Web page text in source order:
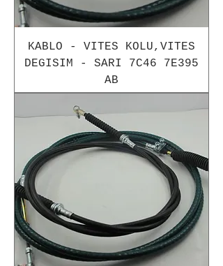
KABLO - VITES KOLU,VITES
DEGISIM - SARI 7C46 7E395
AB